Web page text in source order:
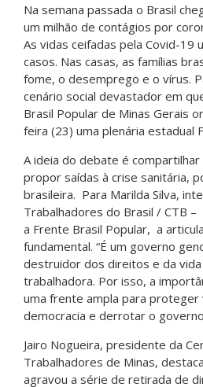
Na semana passada o Brasil
um milhão de contágios por
As vidas ceifadas pela Covid-19
casos. Nas casas, as famílias
fome, o desemprego e o vírus.
cenário social devastador em
Brasil Popular de Minas Gerais
feira (23) uma plenária estadual
A ideia do debate é
propor saídas à crise sanitária,
brasileira. Para Marilda Silva,
Trabalhadores do Brasil / CTB
a Frente Brasil Popular, a
fundamental. “É um governo
destruidor dos direitos e da vida
trabalhadora. Por isso, a
uma frente ampla para proteger
democracia e derrotar o
Jairo Nogueira, presidente da
Trabalhadores de Minas,
agravou a série de retirada de